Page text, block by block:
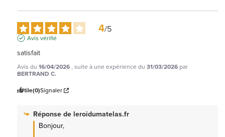
4/5
Avis vérifié
satisfait
Avis du 16/04/2026, suite à une expérience du 31/03/2026 par
BERTRAND C.
Utile(0)Signaler
Réponse de leroidumatelas.fr
Bonjour,